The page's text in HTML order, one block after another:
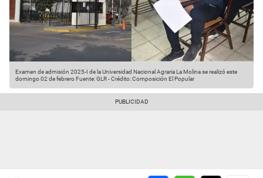
Examen de admisión 2025-I de la Universidad Nacional Agraria La Molina se realizó este
domingo 02 de febreroFuente: GLR-Crédito: Composición El Popular